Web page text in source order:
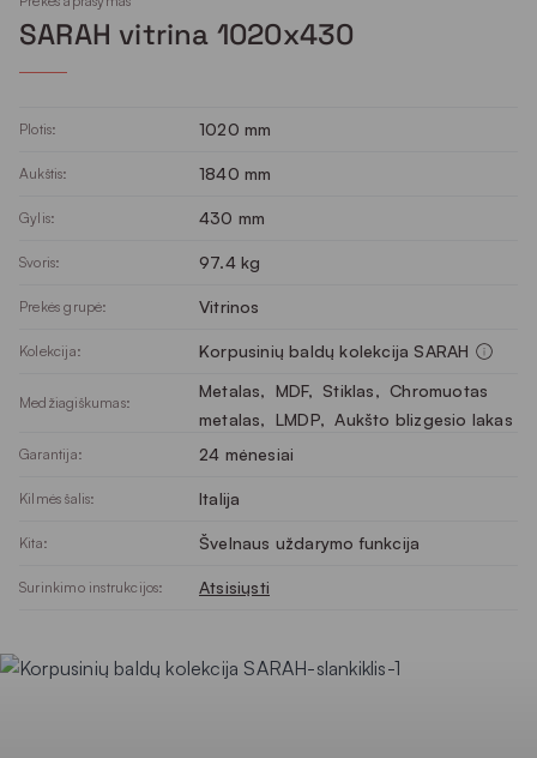
SARAH vitrina 1020x430
Plotis: 1020 mm
Aukštis: 1840 mm
Gylis: 430 mm
Svoris: 97.4 kg
Prekės grupė: Vitrinos
Kolekcija: Korpusinių baldų kolekcija SARAH
Medžiagiškumas:
Metalas, MDF, Stiklas, Chromuotas
metalas, LMDP, Aukšto blizgesio lakas
Garantija: 24 mėnesiai
Kilmės šalis: Italija
Kita: Švelnaus uždarymo funkcija
Surinkimo instrukcijos: Atsisiųsti